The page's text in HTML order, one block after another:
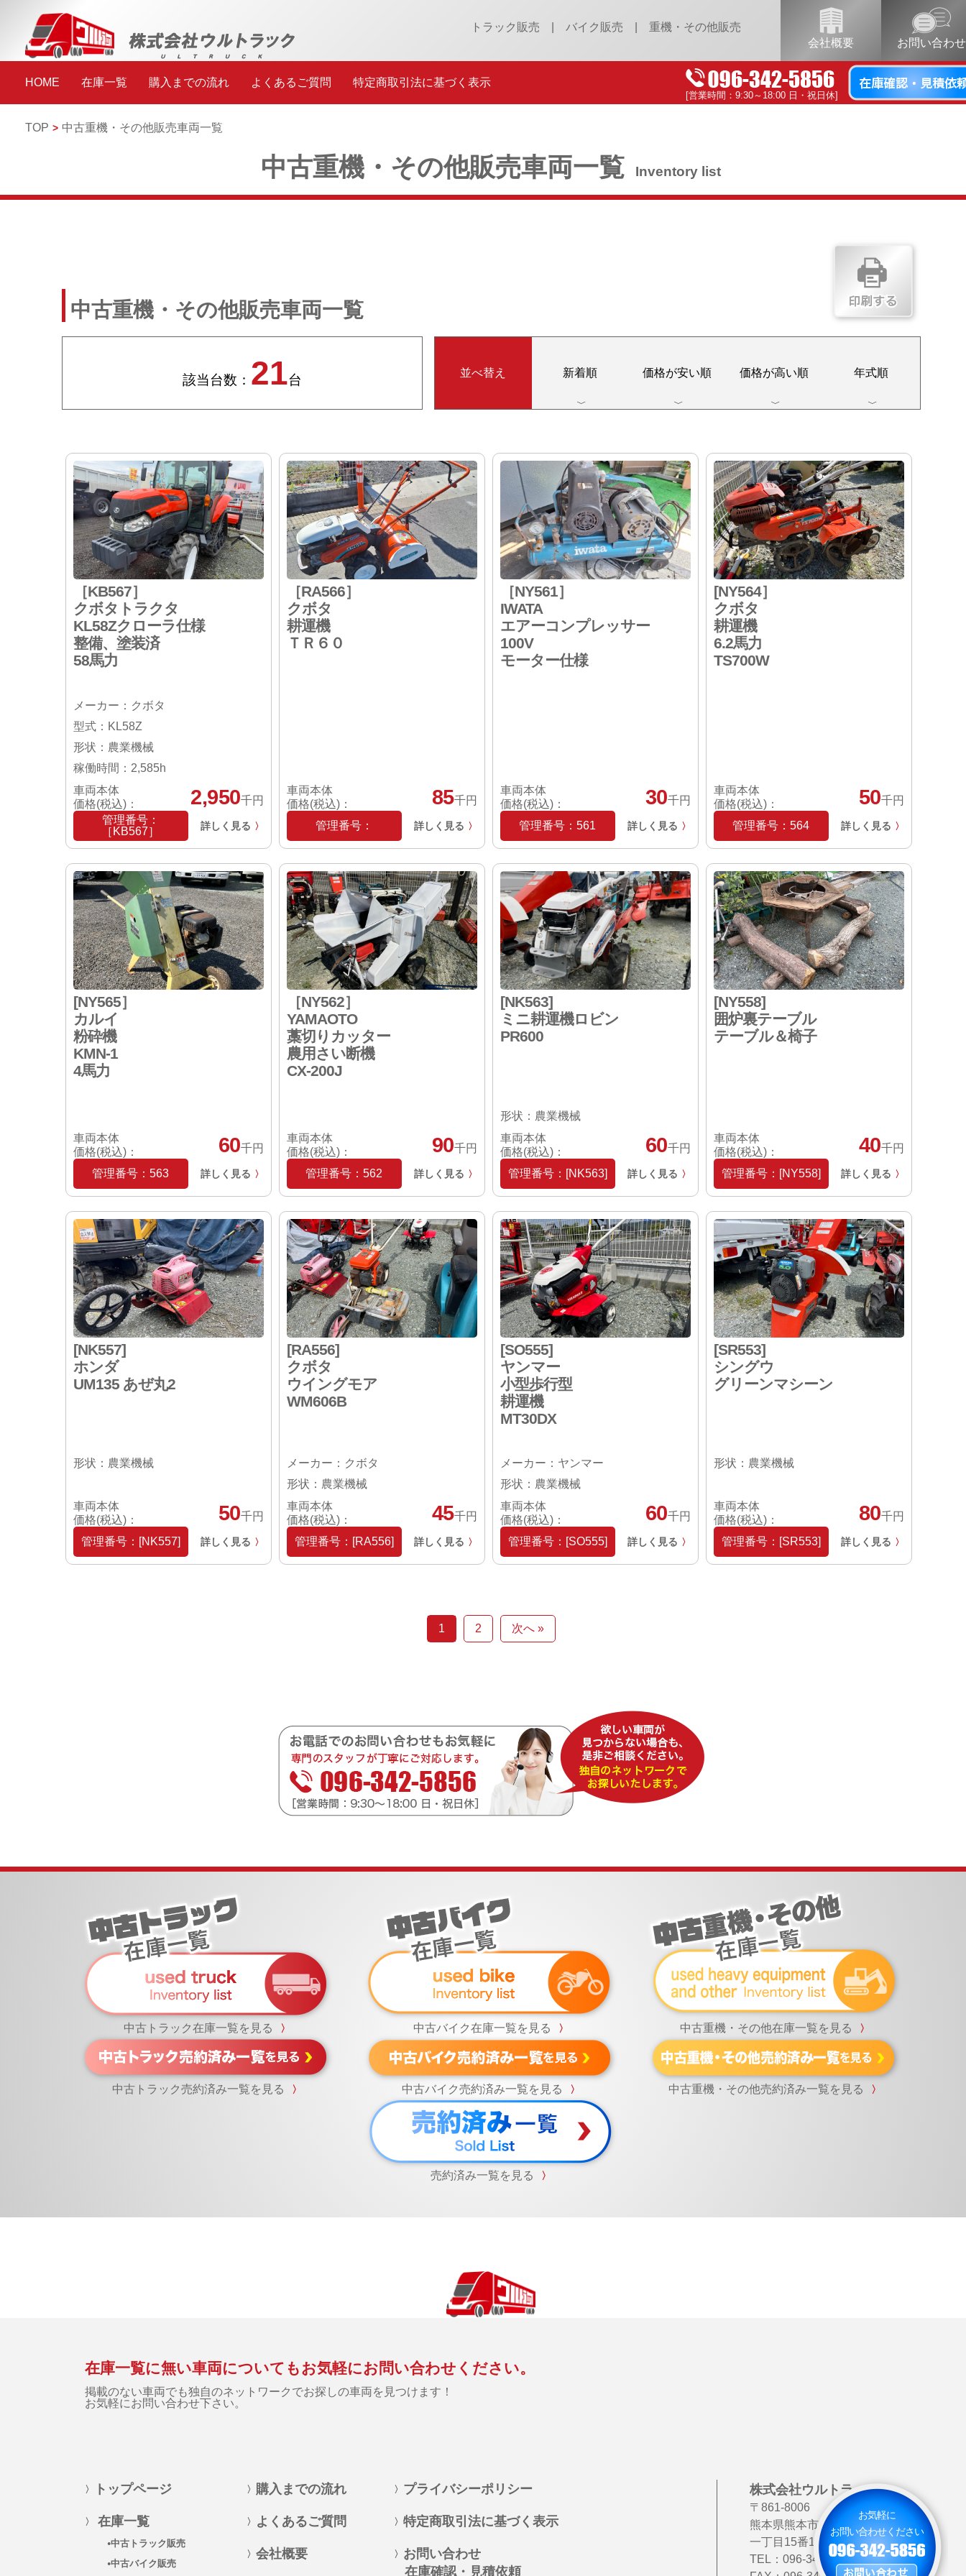
トラック販売 バイク販売
重機・その他販売
会社概要
お問い合わせ
HOME 在庫一覧 購入までの流れ よくあるご質問 特定商取引法に基づく表示
[営業時間：9:30～18:00 日・祝日休]
TOP 中古重機・その他販売車両一覧
中古重機・その他販売車両一覧 Inventory list
中古重機・その他販売車両一覧
該当台数： 21台 並べ替え 新着順 価格が安い順 価格が高い順 年式順
［KB567］
クボタトラクタ
KL58Zクローラ仕様
整備、塗装済
58馬力
メーカー：クボタ
型式：KL58Z
形状：農業機械
稼働時間：2,585h
車両本体
価格(税込)：
2,950千円
管理番号：
［KB567］
詳しく見る 〉
［RA566］
クボタ
耕運機
ＴＲ６０
車両本体
価格(税込)：
85千円
管理番号： 詳しく見る 〉
［NY561］
IWATA
エアーコンプレッサー
100V
モーター仕様
車両本体
価格(税込)：
30千円
管理番号：561 詳しく見る 〉
[NY564］
クボタ
耕運機
6.2馬力
TS700W
車両本体
価格(税込)：
50千円
管理番号：564 詳しく見る 〉
[NY565］
カルイ
粉砕機
KMN-1
4馬力
車両本体
価格(税込)：
60千円
管理番号：563 詳しく見る 〉
［NY562］
YAMAOTO
藁切りカッター
農用さい断機
CX-200J
車両本体
価格(税込)：
90千円
管理番号：562 詳しく見る 〉
[NK563]
ミニ耕運機ロビン
PR600
形状：農業機械
車両本体
価格(税込)：
60千円
管理番号：[NK563] 詳しく見る 〉
[NY558]
囲炉裏テーブル
テーブル＆椅子
車両本体
価格(税込)：
40千円
管理番号：[NY558] 詳しく見る 〉
[NK557]
ホンダ
UM135 あぜ丸2
形状：農業機械
車両本体
価格(税込)：
50千円
管理番号：[NK557] 詳しく見る 〉
[RA556]
クボタ
ウイングモア
WM606B
メーカー：クボタ
形状：農業機械
車両本体
価格(税込)：
45千円
管理番号：[RA556] 詳しく見る 〉
[SO555]
ヤンマー
小型歩行型
耕運機
MT30DX
メーカー：ヤンマー
形状：農業機械
車両本体
価格(税込)：
60千円
管理番号：[SO555] 詳しく見る 〉
[SR553]
シングウ
グリーンマシーン
形状：農業機械
車両本体
価格(税込)：
80千円
管理番号：[SR553] 詳しく見る 〉
1 2 次へ »
中古トラック在庫一覧を見る 〉 中古バイク在庫一覧を見る 〉 中古重機・その他在庫一覧を見る 〉
中古トラック売約済み一覧を見る 〉 中古バイク売約済み一覧を見る 〉 中古重機・その他売約済み一覧を見る 〉
売約済み一覧を見る 〉
在庫一覧に無い車両についてもお気軽にお問い合わせください。
掲載のない車両でも独自のネットワークでお探しの車両を見つけます！
お気軽にお問い合わせ下さい。
トップページ
在庫一覧
中古トラック販売
中古バイク販売
購入までの流れ
よくあるご質問
会社概要
プライバシーポリシー
特定商取引法に基づく表示
お問い合わせ
在庫確認・見積依頼
株式会社ウルトラック
〒861-8006
熊本県熊本市北区龍田
一丁目15番111号
TEL： 096-342-5856
お気軽に
お問い合わせください